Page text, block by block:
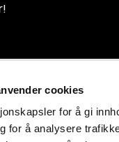
cookies
for å gi
for å analysere